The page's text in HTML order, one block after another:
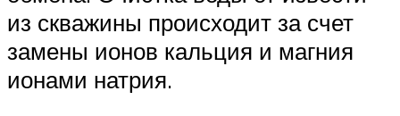
из скважины происходит за счет
замены ионов кальция и магния
ионами натрия.